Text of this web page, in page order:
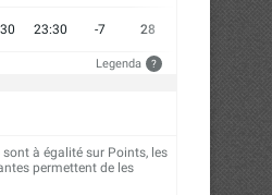
30 23:30 -7 28 10
Legenda ?
à égalité sur Points, les
permettent de les